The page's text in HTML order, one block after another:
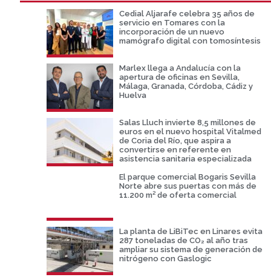
Cedial Aljarafe celebra 35 años de
servicio en Tomares con la
incorporación de un nuevo
mamógrafo digital con tomosíntesis
Marlex llega a Andalucía con la
apertura de oficinas en Sevilla,
Málaga, Granada, Córdoba, Cádiz y
Huelva
Salas Lluch invierte 8,5 millones de
euros en el nuevo hospital Vitalmed
de Coria del Río, que aspira a
convertirse en referente en
asistencia sanitaria especializada
El parque comercial Bogaris Sevilla
Norte abre sus puertas con más de
11.200 m² de oferta comercial
La planta de LiBiTec en Linares evita
287 toneladas de CO₂ al año tras
ampliar su sistema de generación de
nitrógeno con Gaslogic